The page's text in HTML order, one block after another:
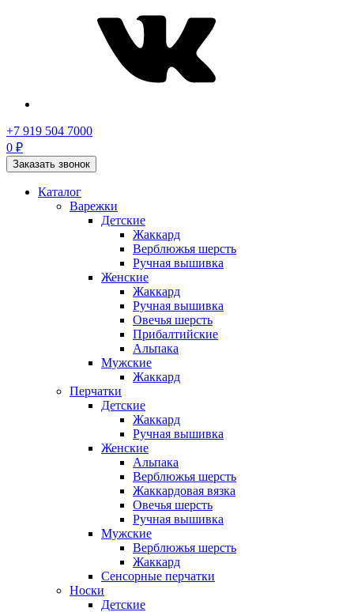
+7 919 504 7000
0 ₽
Заказать звонок
Каталог
Варежки
Детские
Жаккард
Верблюжья шерсть
Ручная вышивка
Женские
Жаккард
Ручная вышивка
Овечья шерсть
Прибалтийские
Альпака
Мужские
Жаккард
Перчатки
Детские
Жаккард
Ручная вышивка
Женские
Альпака
Верблюжья шерсть
Жаккардовая вязка
Овечья шерсть
Ручная вышивка
Мужские
Верблюжья шерсть
Жаккард
Сенсорные перчатки
Носки
Детские